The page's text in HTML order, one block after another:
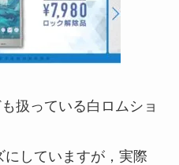
扱っている白ロムショ
にしていますが，実際